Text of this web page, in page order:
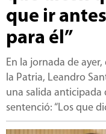
que ir
para él”
En la jornada de
la Patria, Leandro
una salida anticipada
sentenció: “Los que